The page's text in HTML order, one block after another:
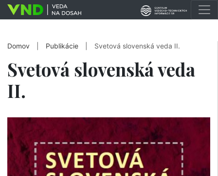
Domov Publikácie Svetová slovenská veda II.
Svetová slovenská veda
II.